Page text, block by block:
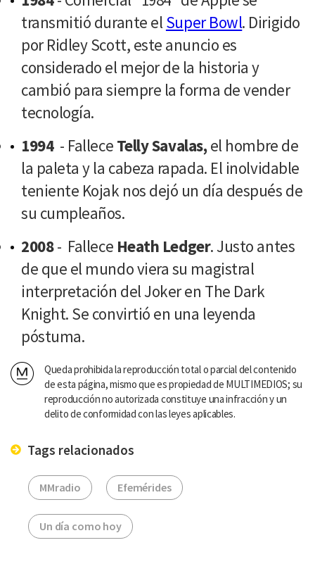
transmitió durante el Super Bowl. Dirigido
por Ridley Scott, este anuncio es
considerado el mejor de la historia y
cambió para siempre la forma de vender
tecnología.
1994- Fallece Telly Savalas,el hombre de
la paleta y la cabeza rapada. El inolvidable
teniente Kojak nos dejó un día después de
su cumpleaños.
2008- Fallece Heath Ledger. Justo antes
de que el mundo viera su magistral
interpretación del Joker en The Dark
Knight. Se convirtió en una leyenda
póstuma.
Queda prohibida la reproducción total o parcial del contenido
de esta página, mismo que es propiedad de MULTIMEDIOS; su
reproducción no autorizada constituye una infracción y un
delito de conformidad con las leyes aplicables.
Tags relacionados
MMradio Efemérides
Un día como hoy